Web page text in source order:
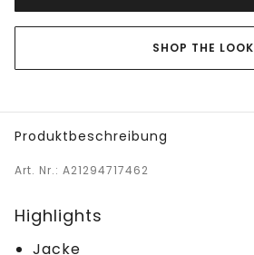
SHOP THE LOOK
Produktbeschreibung
Art. Nr.: A21294717462
Highlights
Jacke